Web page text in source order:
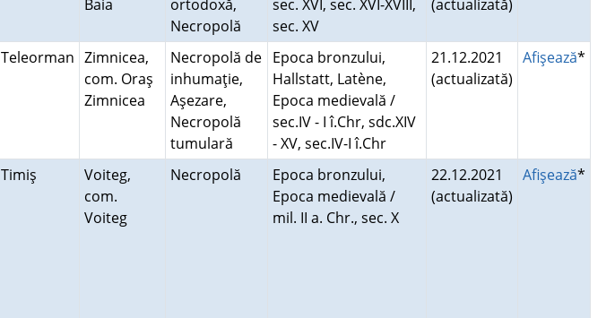
Baia
ortodoxă,
Necropolă
sec. XVI, sec. XVI-XVIII,
sec. XV
(actualizată)
Teleorman Zimnicea,
com. Oraş
Zimnicea
Necropolă de
inhumaţie,
Aşezare,
Necropolă
tumulară
Epoca bronzului,
Hallstatt, Latène,
Epoca medievală /
sec.IV - I î.Chr, sdc.XIV
- XV, sec.IV-I î.Chr
21.12.2021
(actualizată)
Afişează*
Timiş
Voiteg,
com.
Voiteg
Necropolă
Epoca bronzului,
Epoca medievală /
mil. II a. Chr., sec. X
22.12.2021
(actualizată)
Afişează*